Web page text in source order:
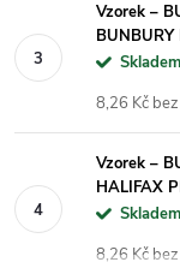
Vzorek –
BUNBURY
Skladem
8,26 Kč
Vzorek –
HALIFAX
Skladem
8,26 Kč